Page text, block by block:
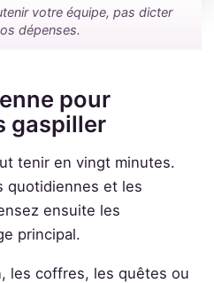
votre équipe, pas dicter
dépenses.
pour
gaspiller
tenir en vingt minutes.
quotidiennes et les
ensuite les
principal.
les coffres, les quêtes ou